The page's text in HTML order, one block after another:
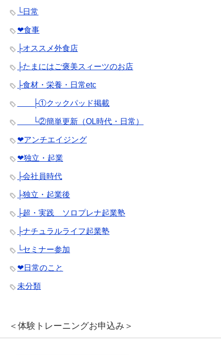
└日常
❤︎食事
├オススメ外食店
├たまにはご褒美スィーツのお店
├食材・栄養・日常etc
├①クックパッド掲載
└②簡単更新（OL時代・日常）
❤︎アンチエイジング
❤︎独立・起業
├会社員時代
├独立・起業後
├超・実践 ソロプレナ起業塾
├ナチュラルライフ起業塾
└セミナー参加
❤︎日常のこと
未分類
＜体験トレーニングお申込み＞